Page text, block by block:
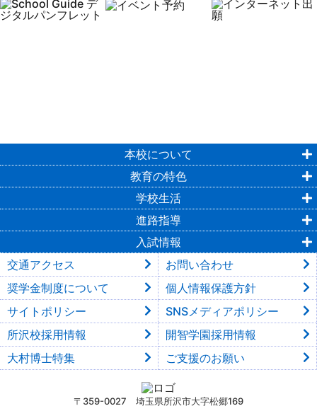
〒359-0027 埼玉県所沢市大字松郷169
本校について
教育の特色
学校生活
進路指導
入試情報
交通アクセス
お問い合わせ
奨学金制度について
個人情報保護方針
サイトポリシー
SNSメディアポリシー
所沢校採用情報
開智学園採用情報
大村博士特集
ご支援のお願い